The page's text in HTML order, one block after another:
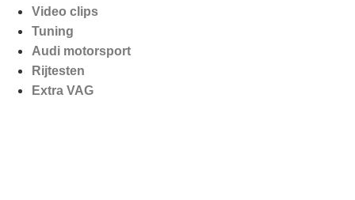
Video clips
Tuning
Audi motorsport
Rijtesten
Extra VAG